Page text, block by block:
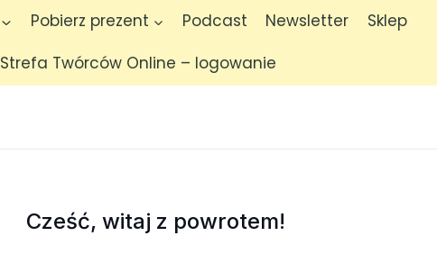
Pobierz prezent Podcast Newsletter
Sklep
Strefa Twórców Online – logowanie
Cześć, witaj z powrotem!